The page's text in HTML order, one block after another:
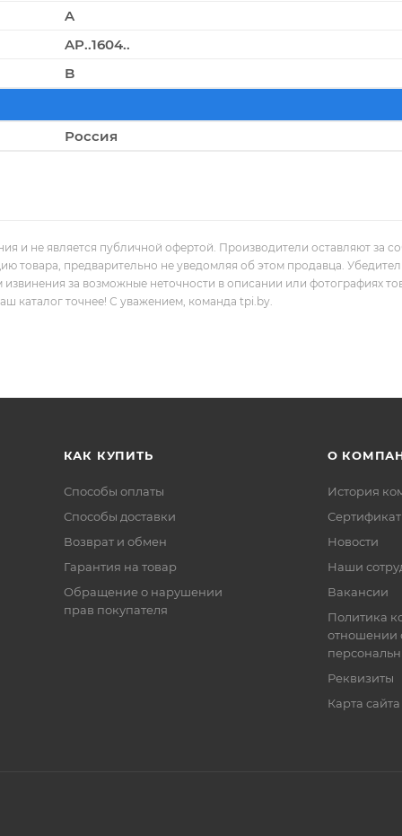
A
AP..1604..
B
Россия
и не является публичной офертой. Производители оставляют за
товара, предварительно не уведомляя об этом продавца.
за возможные неточности в описании или фотографиях
каталог точнее! С уважением, команда tpi.by.
КАК КУПИТЬ
Способы оплаты
Способы доставки
Возврат и обмен
Гарантия на товар
Обращение о нарушении
прав покупателя
О
История
Новости
Наши
Вакансии
Политика
отношении
Реквизиты
Карта сайта